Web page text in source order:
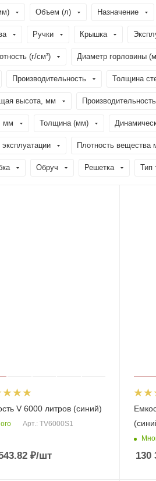
Объем (л) Назначение
Ручки Крышка
(г/см³) Диаметр горловины
Производительность Толщина
высота, мм
мм Толщина (мм)
эксплуатации Плотность вещества
Обруч Решетка Тип
V 6000 литров (синий)
Арт.: TV6000S1
₽/шт 130